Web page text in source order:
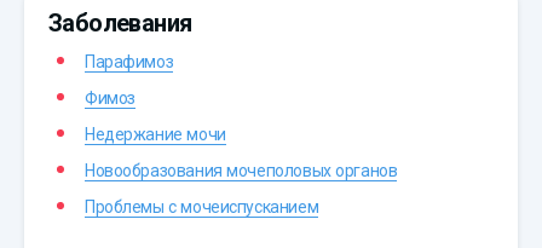
Заболевания
Парафимоз
Фимоз
Недержание мочи
Новообразования мочеполовых органов
Проблемы с мочеиспусканием